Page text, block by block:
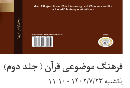
فرهنگ موضوعی قرآن ( جلد دوم)
یکشنبه ۱۴۰۲/۷/۲۳ - ۱۱:۱۰